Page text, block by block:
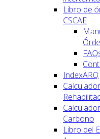
Libro de
CSCAE
IndexARQ
Carbono
Libro del